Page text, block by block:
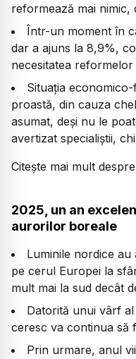
reformează mai nimic,
Într-un moment în
dar a ajuns la 8,9%,
necesitatea reformelor
Situația
proastă, din cauza
asumat, deși nu le
avertizat specialiștii,
Citește mai mult despre
2025, un an
aurorilor boreale
Luminile nordice
pe cerul Europei la
mult mai la sud decât
Datorită unui vârf
ceresc va continua să
Prin urmare, anul